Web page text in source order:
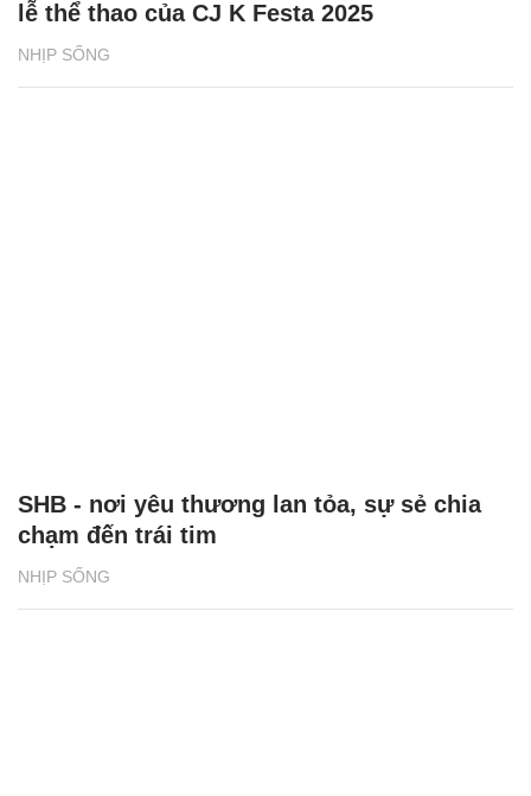
NHỊP SỐNG
lễ thể thao của CJ K Festa 2025
NHỊP SỐNG
SHB - nơi yêu thương lan tỏa, sự sẻ chia
chạm đến trái tim